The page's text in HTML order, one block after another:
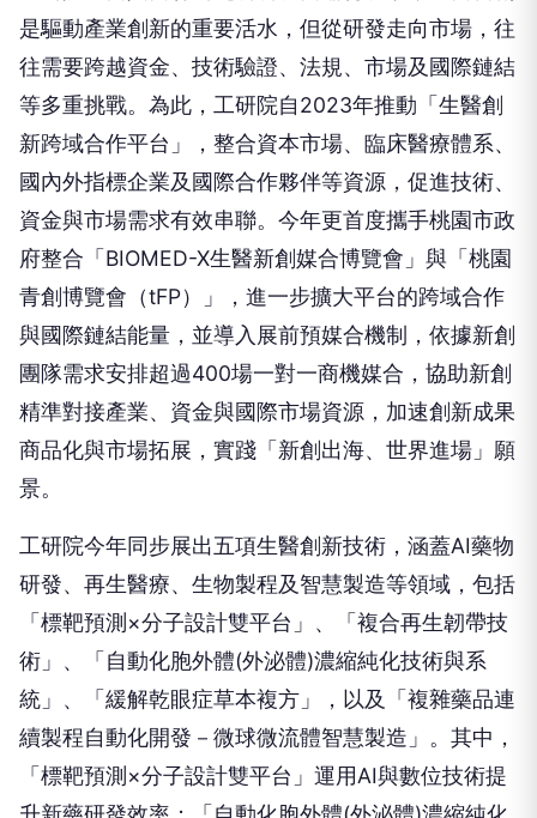
是驅動產業創新的重要活水，但從研發走向市場，往
往需要跨越資金、技術驗證、法規、市場及國際鏈結
等多重挑戰。為此，工研院自2023年推動「生醫創
新跨域合作平台」，整合資本市場、臨床醫療體系、
國內外指標企業及國際合作夥伴等資源，促進技術、
資金與市場需求有效串聯。今年更首度攜手桃園市政
府整合「BIOMED-X生醫新創媒合博覽會」與「桃園
青創博覽會（tFP）」，進一步擴大平台的跨域合作
與國際鏈結能量，並導入展前預媒合機制，依據新創
團隊需求安排超過400場一對一商機媒合，協助新創
精準對接產業、資金與國際市場資源，加速創新成果
商品化與市場拓展，實踐「新創出海、世界進場」願
景。
工研院今年同步展出五項生醫創新技術，涵蓋AI藥物
研發、再生醫療、生物製程及智慧製造等領域，包括
「標靶預測×分子設計雙平台」、「複合再生韌帶技
術」、「自動化胞外體(外泌體)濃縮純化技術與系
統」、「緩解乾眼症草本複方」，以及「複雜藥品連
續製程自動化開發－微球微流體智慧製造」。其中，
「標靶預測×分子設計雙平台」運用AI與數位技術提